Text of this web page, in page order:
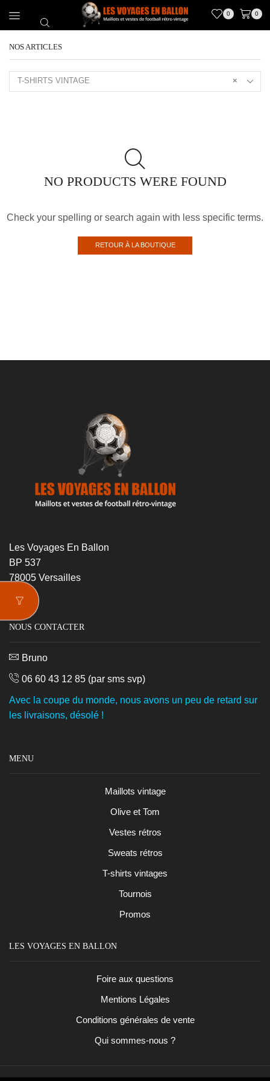
0 0
NOS ARTICLES
×
T-SHIRTS VINTAGE
NO PRODUCTS WERE FOUND
Check your spelling or search again with less specific terms.
RETOUR À LA BOUTIQUE
Les Voyages En Ballon
BP 537
78005 Versailles
NOUS CONTACTER
Bruno
06 60 43 12 85 (par sms svp)
Avec la coupe du monde, nous avons un peu de retard sur
les livraisons, désolé !
MENU
Maillots vintage
Olive et Tom
Vestes rétros
Sweats rétros
T-shirts vintages
Tournois
Promos
LES VOYAGES EN BALLON
Foire aux questions
Mentions Légales
Conditions générales de vente
Qui sommes-nous ?